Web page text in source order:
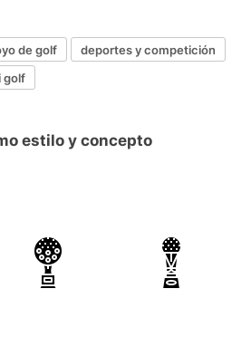
de golf
deportes y competición
golf
estilo y concepto